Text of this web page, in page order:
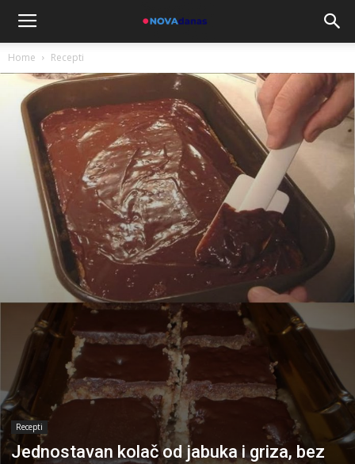
Home Recepti
Recepti
Jednostavan kolač od jabuka i griza, bez